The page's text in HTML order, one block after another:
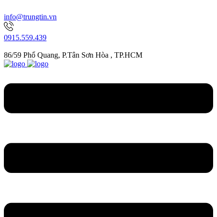
info@trungtin.vn
0915.559.439
86/59 Phổ Quang, P.Tân Sơn Hòa , TP.HCM